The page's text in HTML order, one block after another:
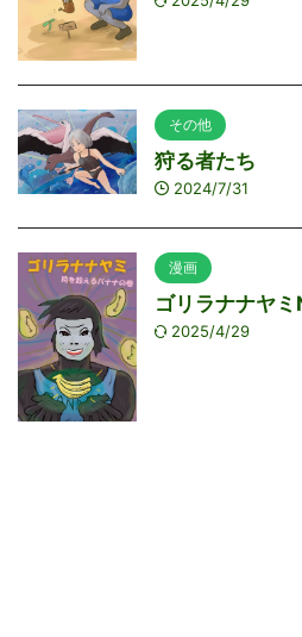
その他
狩る者たち
2024/7/31
漫画
ゴリラナナヤ
2025/4/29